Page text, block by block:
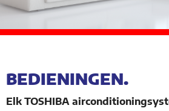
BEDIENINGEN.
Elk TOSHIBA